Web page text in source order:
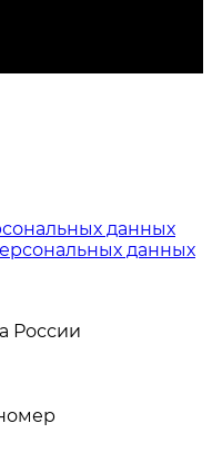
данных
данных
России